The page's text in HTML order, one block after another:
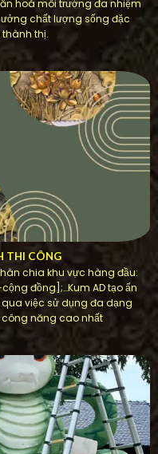
hoá môi trường đa nhiệm
chất lượng sống đặc
thị.
THI CÔNG
chia khu vực hàng đầu:
đồng];…Kum AD tạo ấn
việc sử dụng đa dạng
công năng cao nhất